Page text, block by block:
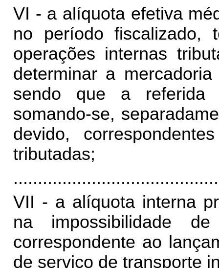
VI - a alíquota efetiva
no período fiscalizado,
operações internas
determinar a
sendo que a referida
somando-se,
devido,
tributadas;
VII - a alíquota interna
na impossibilidade
correspondente ao
de serviço de transporte